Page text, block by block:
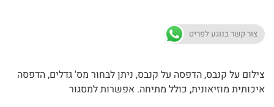
צור קשר בנוגע לפריט
צילום על קנבס, הדפסה על קנבס, ניתן לבחור מס' גדלים, הדפסה
איכותית מוזיאונית, כולל מתיחה. אפשרות למסגור